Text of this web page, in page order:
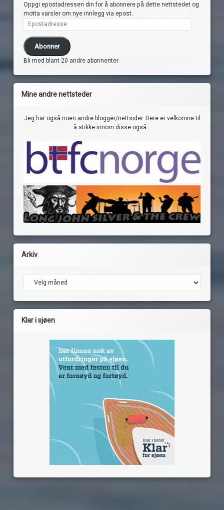
Oppgi epostadressen din for å abonnere på dette nettstedet og
motta varsler om nye innlegg via epost.
Epostadresse
Abonner
Bli med blant 20 andre abonnenter
Mine andre nettsteder
Jeg har også noen andre blogger/nettsider. Dere er velkomne til
å stikke innom disse også...
Arkiv
Klar i sjøen